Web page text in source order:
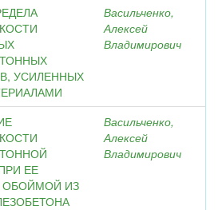
УСИЛЕННЫХ
Васильченко,
Алексей
Владимирович
ЕЕ
ОБОЙМОЙ ИЗ
Васильченко,
Алексей
Владимирович